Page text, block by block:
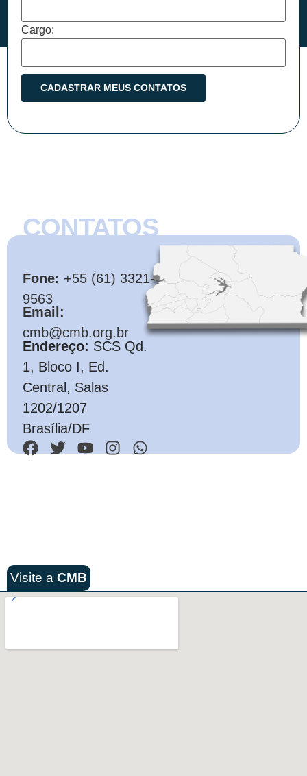
Cargo:
CONTATOS
Fone: +55 (61) 3321-
9563
Email:
cmb@cmb.org.br
Endereço: SCS Qd.
1, Bloco I, Ed.
Central, Salas
1202/1207
Brasília/DF
Visite a CMB